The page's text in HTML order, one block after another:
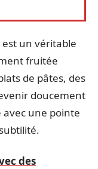
un véritable
fruitée
de pâtes, des
doucement
une pointe
des